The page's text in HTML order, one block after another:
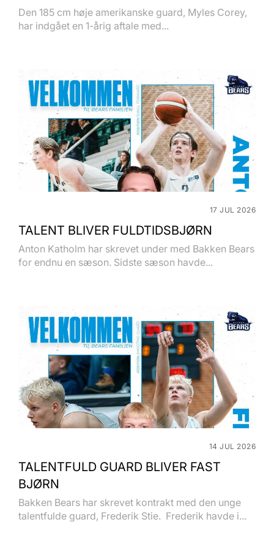
Den 185 cm høje amerikanske guard, Myles Corey,
har indgået en 1-årig aftale med...
17 JUL 2026
TALENT BLIVER FULDTIDSBJØRN
Anton Katholm har skrevet under med Bakken Bears
for endnu en sæson. Sidste sæson havde...
14 JUL 2026
TALENTFULD GUARD BLIVER FAST
BJØRN
Bakken Bears har skrevet kontrakt med den unge
talentfulde guard, Frederik Stie. Frederik havde i...